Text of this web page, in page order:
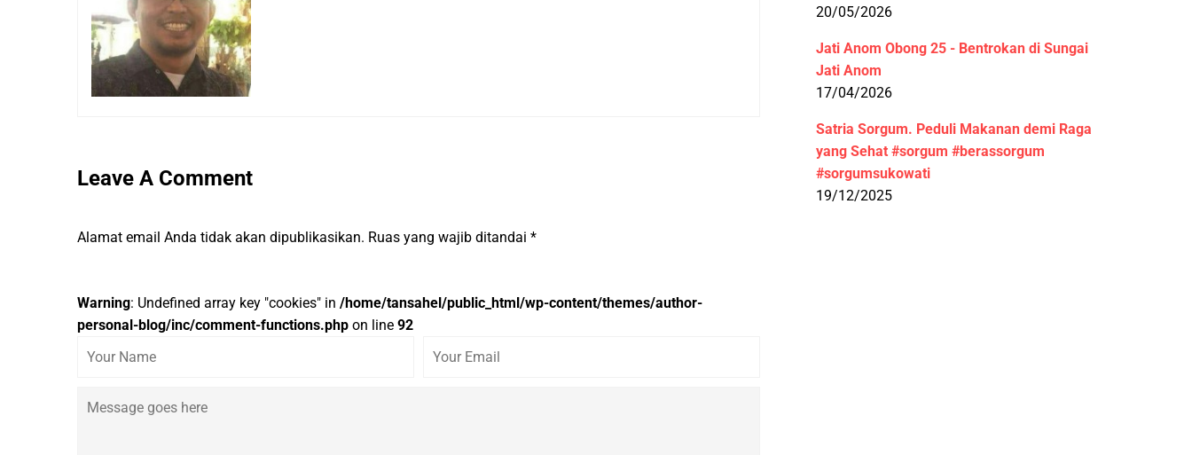
Leave A Comment
Alamat email Anda tidak akan dipublikasikan. Ruas yang wajib ditandai *
Warning: Undefined array key "cookies" in /home/tansahel/public_html/wp-content/themes/author-
personal-blog/inc/comment-functions.php on line 92
20/05/2026
Jati Anom Obong 25 - Bentrokan di Sungai
Jati Anom
17/04/2026
Satria Sorgum. Peduli Makanan demi Raga
yang Sehat #sorgum #berassorgum
#sorgumsukowati
19/12/2025